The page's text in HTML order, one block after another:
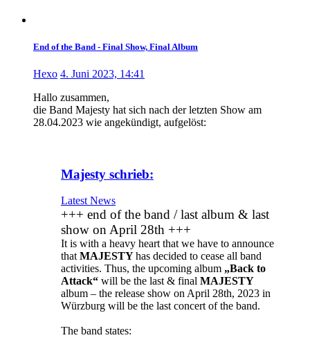
End of the Band - Final Show, Final Album
Hexo 4. Juni 2023, 14:41
Hallo zusammen,
die Band Majesty hat sich nach der letzten Show am
28.04.2023 wie angekündigt, aufgelöst:
Majesty schrieb:
Latest News
+++ end of the band / last album & last
show on April 28th +++
It is with a heavy heart that we have to announce
thatMAJESTYhas decided to cease all band
activities. Thus, the upcoming album „Back to
Attack“ will be the last & final MAJESTY
album – the release show on April 28th, 2023 in
Würzburg will be the last concert of the band.
The band states: